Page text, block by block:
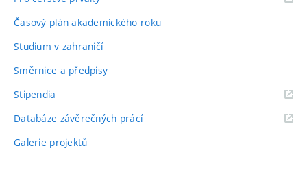
Časový plán akademického roku
Studium v zahraničí
Směrnice a předpisy
Stipendia
Databáze závěrečných prácí
Galerie projektů